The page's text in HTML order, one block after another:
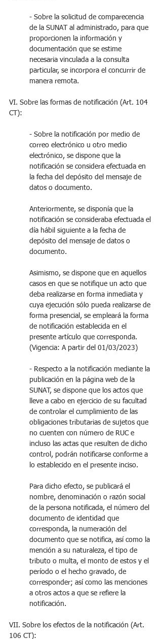
- Sobre la solicitud de comparecencia
de la SUNAT al administrado, para que
proporcionen la información y
documentación que se estime
necesaria vinculada a la consulta
particular, se incorpora el concurrir de
manera remota.
VI. Sobre las formas de notificación (Art. 104
CT):
- Sobre la notificación por medio de
correo electrónico u otro medio
electrónico, se dispone que la
notificación se considera efectuada en
la fecha del depósito del mensaje de
datos o documento.
Anteriormente, se disponía que la
notificación se consideraba efectuada el
día hábil siguiente a la fecha de
depósito del mensaje de datos o
documento.
Asimismo, se dispone que en aquellos
casos en que se notifique un acto que
deba realizarse en forma inmediata y
cuya ejecución sólo pueda realizarse de
forma presencial, se empleará la forma
de notificación establecida en el
presente artículo que corresponda.
(Vigencia: A partir del 01/03/2023)
- Respecto a la notificación mediante la
publicación en la página web de la
SUNAT, se dispone que los actos que
lleve a cabo en ejercicio de su facultad
de controlar el cumplimiento de las
obligaciones tributarias de sujetos que
no cuenten con número de RUC e
incluso las actas que resulten de dicho
control, podrán notificarse conforme a
lo establecido en el presente inciso.
Para dicho efecto, se publicará el
nombre, denominación o razón social
de la persona notificada, el número del
documento de identidad que
corresponda, la numeración del
documento que se notifica, así como la
mención a su naturaleza, el tipo de
tributo o multa, el monto de estos y el
período o el hecho gravado, de
corresponder; así como las menciones
a otros actos a que se refiere la
notificación.
VII. Sobre los efectos de la notificación (Art.
106 CT):